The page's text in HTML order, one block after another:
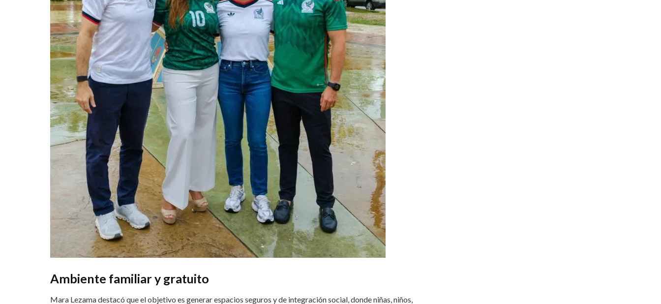
Ambiente familiar y gratuito
Mara Lezama destacó que el objetivo es generar espacios seguros y de integración social, donde niñas, niños,